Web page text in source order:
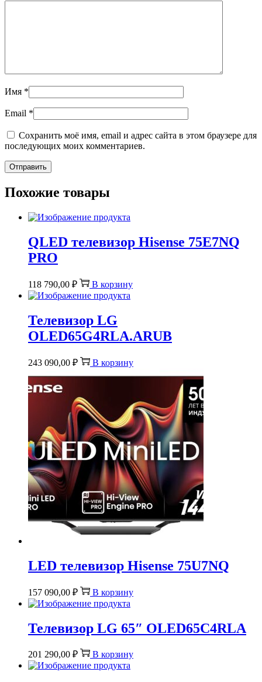
Имя *
Email *
Сохранить моё имя, email и адрес сайта в этом браузере для
последующих моих комментариев.
Похожие товары
QLED телевизор Hisense 75E7NQ
PRO
118 790,00 ₽ В корзину
Телевизор LG
OLED65G4RLA.ARUB
243 090,00 ₽ В корзину
LED телевизор Hisense 75U7NQ
157 090,00 ₽ В корзину
Телевизор LG 65″ OLED65C4RLA
201 290,00 ₽ В корзину